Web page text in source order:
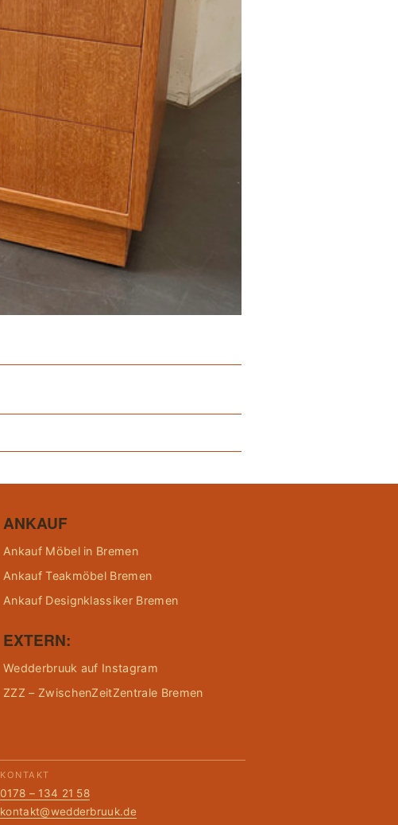
ANKAUF
Ankauf Möbel in Bremen
Ankauf Teakmöbel Bremen
Ankauf Designklassiker Bremen
EXTERN:
Wedderbruuk auf Instagram
ZZZ – ZwischenZeitZentrale Bremen
KONTAKT
0178 – 134 21 58
kontakt@wedderbruuk.de